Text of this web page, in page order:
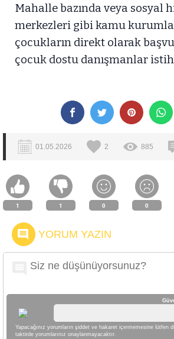
Mahalle bazında veya sosyal
merkezleri gibi kamu
çocukların direkt olarak
çocuk dostu danışmanlar
01.05.2026 2 885
1 1 0 0
YORUM YAZIN
Yapacağınız yorumların şiddet ve hakaret içermemesine lütfen
taktirde yorumlarınız onaylanmayacaktır.